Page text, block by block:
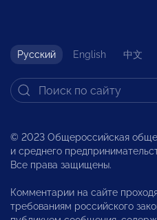
Русский English 中文
© 2023 Общероссийская
и среднего
Все права защищены.
Комментарии на сайте
требованиям российского